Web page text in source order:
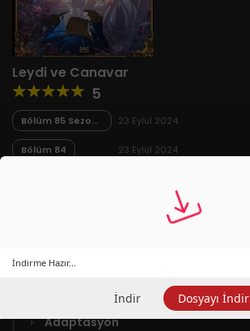
Leydi ve Canavar
5
Bölüm 85 Sezon
Finali
23 Eylül 2024
Bölüm 84 23 Eylül 2024
Adaptasyon
İndirme Hazır...
İndir Dosyayı İndir